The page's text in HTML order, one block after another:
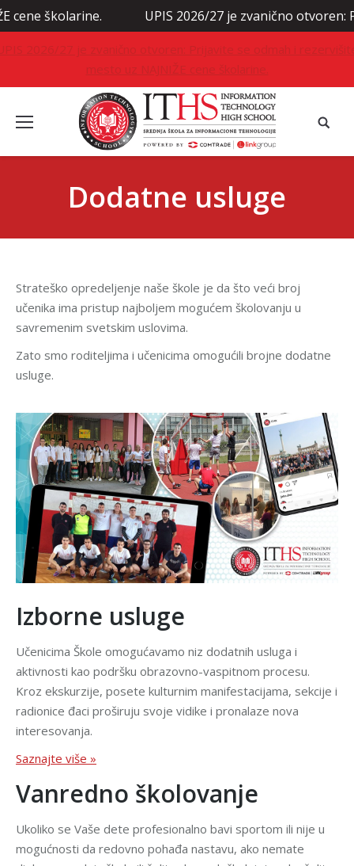
školarine. UPIS 2026/27 je zvanično otvoren:
2026/27 je zvanično otvoren: Prijavite se odmah i
mesto uz NAJNIŽE cene školarine.
Dodatne usluge
Strateško opredeljenje naše škole je da što veći broj
učenika ima pristup najboljem mogućem školovanju u
savremenim svetskim uslovima.
Zato smo roditeljima i učenicima omogućili brojne dodatne
usluge.
Izborne usluge
Učenicima Škole omogućavamo niz dodatnih usluga i
aktivnosti kao podršku obrazovno-vaspitnom procesu.
Kroz ekskurzije, posete kulturnim manifestacijama, sekcije i
radionice đaci proširuju svoje vidike i pronalaze nova
interesovanja.
Saznajte više »
Vanredno školovanje
Ukoliko se Vaše dete profesionalno bavi sportom ili nije u
mogućnosti da redovno pohađa nastavu, ako nemate